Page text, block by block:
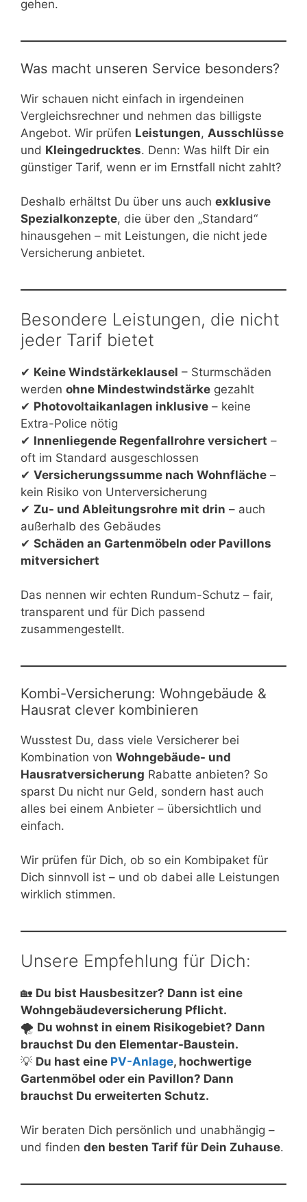
gehen.
Was macht unseren Service besonders?
Wir schauen nicht einfach in irgendeinen
Vergleichsrechner und nehmen das billigste
Angebot. Wir prüfen Leistungen, Ausschlüsse
und Kleingedrucktes. Denn: Was hilft Dir ein
günstiger Tarif, wenn er im Ernstfall nicht zahlt?
Deshalb erhältst Du über uns auch exklusive
Spezialkonzepte, die über den „Standard“
hinausgehen – mit Leistungen, die nicht jede
Versicherung anbietet.
Besondere Leistungen, die nicht
jeder Tarif bietet
✔ Keine Windstärkeklausel – Sturmschäden
werden ohne Mindestwindstärke gezahlt
✔ Photovoltaikanlagen inklusive – keine
Extra-Police nötig
✔ Innenliegende Regenfallrohre versichert –
oft im Standard ausgeschlossen
✔ Versicherungssumme nach Wohnfläche –
kein Risiko von Unterversicherung
✔ Zu- und Ableitungsrohre mit drin – auch
außerhalb des Gebäudes
✔ Schäden an Gartenmöbeln oder Pavillons
mitversichert
Das nennen wir echten Rundum-Schutz – fair,
transparent und für Dich passend
zusammengestellt.
Kombi-Versicherung: Wohngebäude &
Hausrat clever kombinieren
Wusstest Du, dass viele Versicherer bei
Kombination von Wohngebäude- und
Hausratversicherung Rabatte anbieten? So
sparst Du nicht nur Geld, sondern hast auch
alles bei einem Anbieter – übersichtlich und
einfach.
Wir prüfen für Dich, ob so ein Kombipaket für
Dich sinnvoll ist – und ob dabei alle Leistungen
wirklich stimmen.
Unsere Empfehlung für Dich:
🏡 Du bist Hausbesitzer? Dann ist eine
Wohngebäudeversicherung Pflicht.
🌪 Du wohnst in einem Risikogebiet? Dann
brauchst Du den Elementar-Baustein.
💡 Du hast eine PV-Anlage, hochwertige
Gartenmöbel oder ein Pavillon? Dann
brauchst Du erweiterten Schutz.
Wir beraten Dich persönlich und unabhängig –
und finden den besten Tarif für Dein Zuhause.